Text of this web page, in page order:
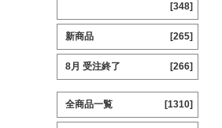
[348]
新商品 [265]
8月 受注終了 [266]
全商品一覧 [1310]